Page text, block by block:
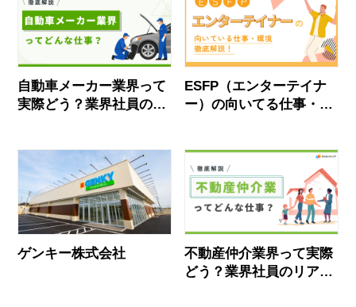
自動車メーカー業界って
実際どう？業界社員のリ
ESFP（エンターテイナ
ー）の向いてる仕事・後
ゲンキー株式会社
不動産仲介業界って実際
どう？業界社員のリアル